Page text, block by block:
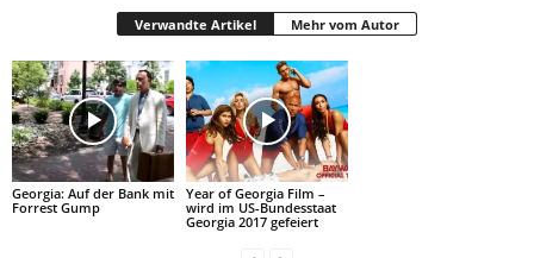
Verwandte Artikel Mehr vom Autor
Georgia: Auf der Bank mit
Forrest Gump
Year of Georgia Film –
wird im US-Bundesstaat
Georgia 2017 gefeiert